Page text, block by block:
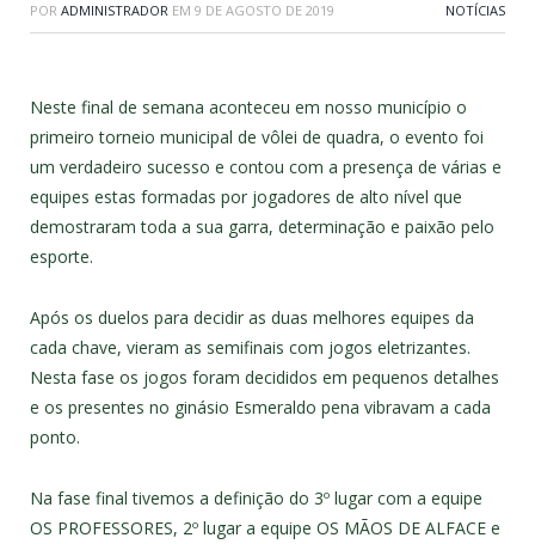
POR ADMINISTRADOR EM 9 DE AGOSTO DE 2019 NOTÍCIAS
Neste final de semana aconteceu em nosso município o
primeiro torneio municipal de vôlei de quadra, o evento foi
um verdadeiro sucesso e contou com a presença de várias e
equipes estas formadas por jogadores de alto nível que
demostraram toda a sua garra, determinação e paixão pelo
esporte.
Após os duelos para decidir as duas melhores equipes da
cada chave, vieram as semifinais com jogos eletrizantes.
Nesta fase os jogos foram decididos em pequenos detalhes
e os presentes no ginásio Esmeraldo pena vibravam a cada
ponto.
Na fase final tivemos a definição do 3º lugar com a equipe
OS PROFESSORES, 2º lugar a equipe OS MÃOS DE ALFACE e